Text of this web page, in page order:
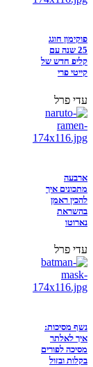
פוקימון חוגג
25 שנה עם
קליפ חדש של
קייטי פרי
עדי פרל
ארבעה
מתכונים איך
להכין ראמן
בהשראת
נארוטו
עדי פרל
נשף מסיכות:
איך לאלתר
מסיכה לפורים
בקלות ובזול